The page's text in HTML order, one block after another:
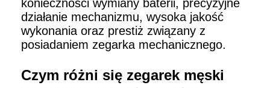
konieczności wymiany baterii, precyzyjne
działanie mechanizmu, wysoka jakość
wykonania oraz prestiż związany z
posiadaniem zegarka mechanicznego.
Czym różni się zegarek męski